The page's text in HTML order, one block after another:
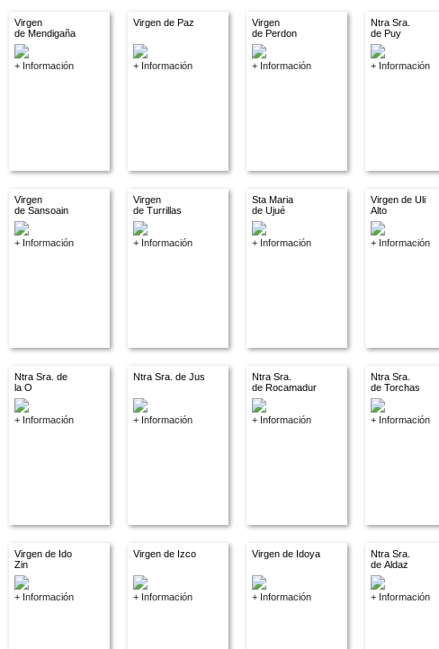
Virgen
de Mendigaña
+ Información
Virgen de Paz
+ Información
Virgen
de Perdon
+ Información
Ntra Sra.
de Puy
+ Información
Virgen
de Sansoain
+ Información
Virgen
de Turrillas
+ Información
Sta Maria
de Ujué
+ Información
Virgen de Uli
Alto
+ Información
Ntra Sra. de
la O
+ Información
Ntra Sra. de Jus
+ Información
Ntra Sra.
de Rocamadur
+ Información
Ntra Sra.
de Torchas
+ Información
Virgen de Ido
Zin
+ Información
Virgen de Izco
+ Información
Virgen de Idoya
+ Información
Ntra Sra.
de Aldaz
+ Información